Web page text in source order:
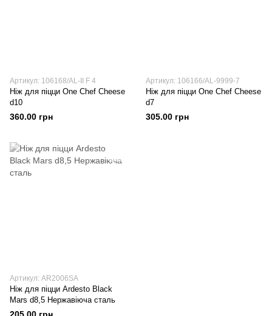
Артикул: 106168/AL-II F 4
Ніж для піцци One Chef Cheese
d10
360.00 грн
Артикул: 106166/AL-9999-7
Ніж для піцци One Chef Cheese
d7
305.00 грн
Артикул: AR2006SA
Ніж для піцци Ardesto Black
Mars d8,5 Нержавіюча сталь